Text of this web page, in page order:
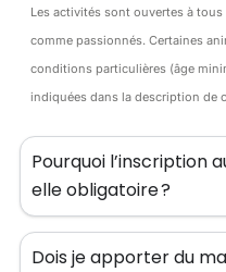
Les activités sont ouvertes à
comme passionnés. Certaines
conditions particulières (âge
indiquées dans la description de
Pourquoi l’inscription
elle obligatoire ?
Dois je apporter du